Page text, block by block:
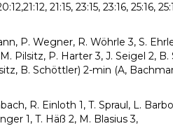
21:15, 23:15, 23:16, 25:16,
P. Wegner, R. Wöhrle 3, S.
Pilsitz, P. Harter 3, J. Seigel 2,
B. Schöttler) 2-min (A,
R. Einloth 1, T. Spraul, L.
1, T. Häß 2, M. Blasius 3,